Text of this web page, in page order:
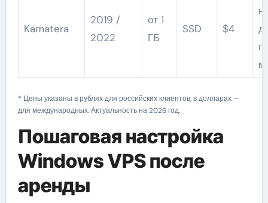
Kamatera
2019 /
2022
от 1
ГБ
SSD $4
* Цены указаны в рублях для российских клиентов, в долларах —
для международных. Актуальность на 2026 год.
Пошаговая настройка
Windows VPS после
аренды